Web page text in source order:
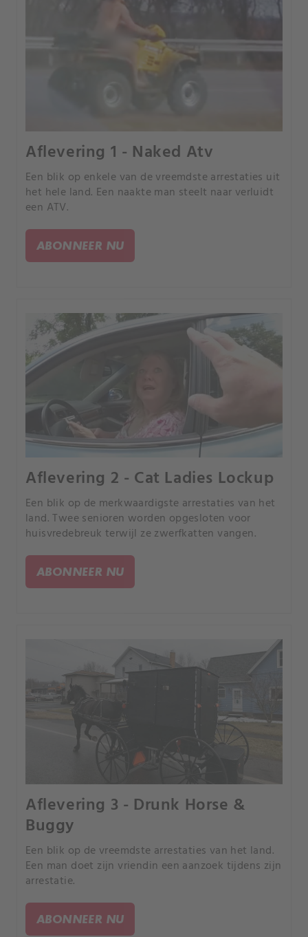
Aflevering 1 - Naked Atv
Een blik op enkele van de vreemdste arrestaties uit
het hele land. Een naakte man steelt naar verluidt
een ATV.
ABONNEER NU
Aflevering 2 - Cat Ladies Lockup
Een blik op de merkwaardigste arrestaties van het
land. Twee senioren worden opgesloten voor
huisvredebreuk terwijl ze zwerfkatten vangen.
ABONNEER NU
Aflevering 3 - Drunk Horse &
Buggy
Een blik op de vreemdste arrestaties van het land.
Een man doet zijn vriendin een aanzoek tijdens zijn
arrestatie.
ABONNEER NU